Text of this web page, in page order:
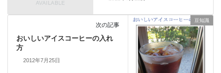
豆知識
次の記事
おいしいアイスコーヒーの入れ
方
2012年7月25日